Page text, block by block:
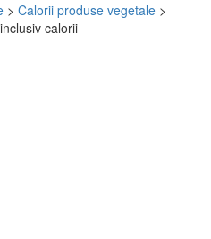
> Calorii produse vegetale >
calorii